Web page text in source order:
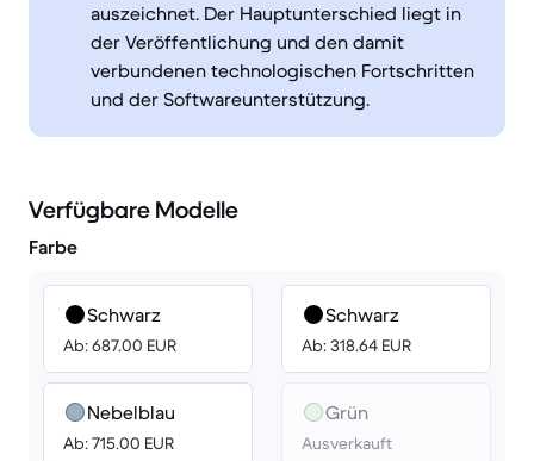
auszeichnet. Der Hauptunterschied liegt in
der Veröffentlichung und den damit
verbundenen technologischen Fortschritten
und der Softwareunterstützung.
Verfügbare Modelle
Farbe
Schwarz
Ab: 687.00 EUR
Nebelblau
Ab: 715.00 EUR
Schwarz
Ab: 318.64 EUR
Grün
Ausverkauft